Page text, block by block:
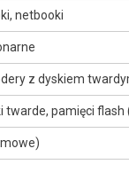
netbooki
z dyskiem
twarde, pamięci flash